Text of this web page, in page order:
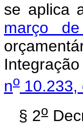
se aplica
março
no 10.233,
§ 2o